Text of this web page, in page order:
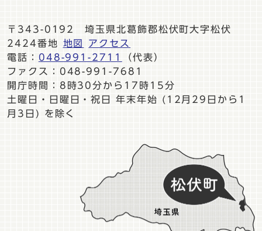
〒343-0192 埼玉県北葛飾郡松伏町大字松伏
2424番地
地図
アクセス
電話： 048-991-2711
（代表）
ファクス：048-991-7681
開庁時間：8時30分から17時15分
土曜日・日曜日・祝日 年末年始 (12月29日から1
月3日) を除く